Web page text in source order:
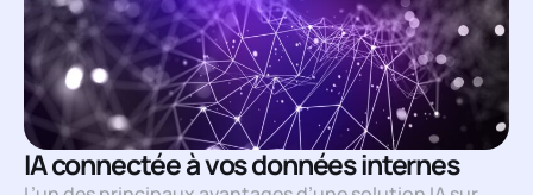
IA connectée à vos données internes